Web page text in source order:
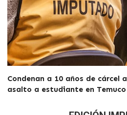
Condenan a 10 años de cárcel
asalto a estudiante en Temuco